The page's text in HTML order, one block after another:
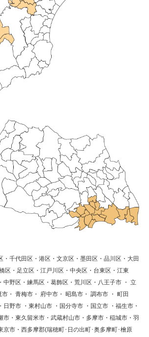
・千代田区・港区・文京区・墨田区・品川区・大田
区・足立区・江戸川区・中央区・台東区・江東
中野区・練馬区・葛飾区・荒川区・八王子市 ・ 立
・ 青梅市・ 府中市・ 昭島市・ 調布市 ・ 町田
野市 ・東村山市 ・国分寺市 ・国立市 ・福生市・
市・東久留米市・武蔵村山市・多摩市・稲城市・羽
京市・西多摩郡(瑞穂町･日の出町･奥多摩町･檜原